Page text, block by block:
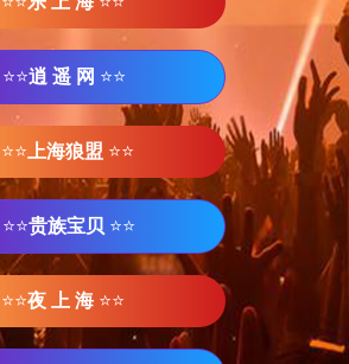
⭐⭐逍 遥 网 ⭐⭐
⭐⭐ 上海狼盟 ⭐⭐
⭐⭐贵族宝贝 ⭐⭐
⭐⭐夜 上 海 ⭐⭐